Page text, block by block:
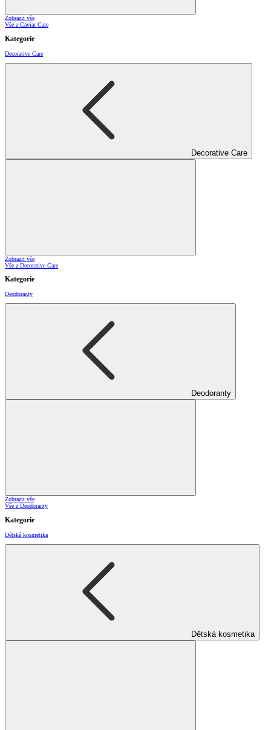
Zobrazit vše
Vše z Caviar Care
Kategorie
Decorative Care
Decorative Care
Zobrazit vše
Vše z Decorative Care
Kategorie
Deodoranty
Deodoranty
Zobrazit vše
Vše z Deodoranty
Kategorie
Dětská kosmetika
Dětská kosmetika